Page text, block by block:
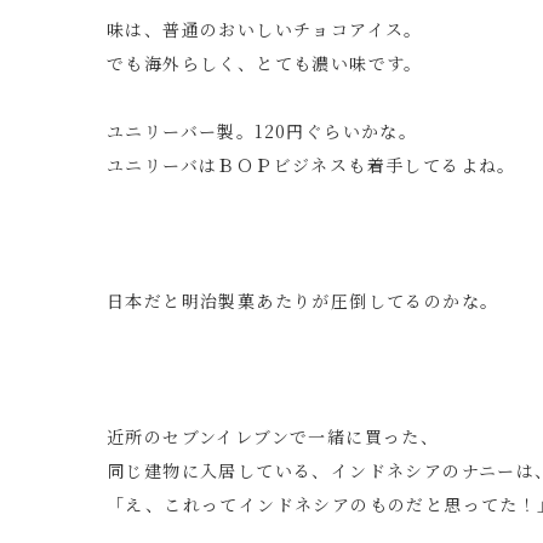
味は、普通のおいしいチョコアイス。
でも海外らしく、とても濃い味です。
ユニリーバー製。120円ぐらいかな。
ユニリーバはＢＯＰビジネスも着手してるよね。
日本だと明治製菓あたりが圧倒してるのかな。
近所のセブンイレブンで一緒に買った、
同じ建物に入居している、インドネシアのナニーは、
「え、これってインドネシアのものだと思ってた！